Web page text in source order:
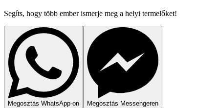
Segíts, hogy több ember ismerje meg a helyi termelőket!
Megosztás WhatsApp-on Megosztás Messengeren